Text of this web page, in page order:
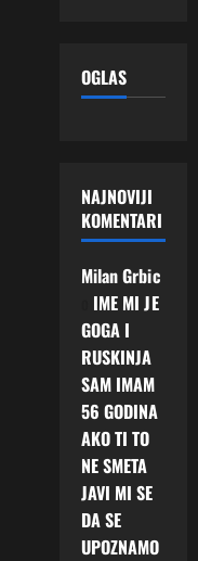
OGLAS
NAJNOVIJI
KOMENTARI
Milan Grbic
IME MI JE
GOGA I
RUSKINJA
SAM IMAM
56 GODINA
AKO TI TO
NE SMETA
JAVI MI SE
DA SE
UPOZNAMO